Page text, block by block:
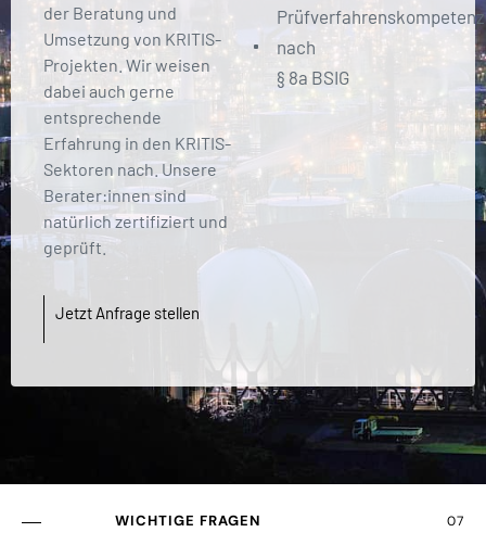
der Beratung und
Umsetzung von KRITIS-
Projekten. Wir weisen
dabei auch gerne
entsprechende
Erfahrung in den KRITIS-
Sektoren nach. Unsere
Berater:innen sind
natürlich zertifiziert und
geprüft.
Jetzt Anfrage stellen
Prüfverfahrenskompetenz
nach
§ 8a BSIG
WICHTIGE FRAGEN 07